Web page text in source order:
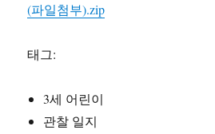
(파일첨부).zip
태그:
3세 어린이
관찰 일지